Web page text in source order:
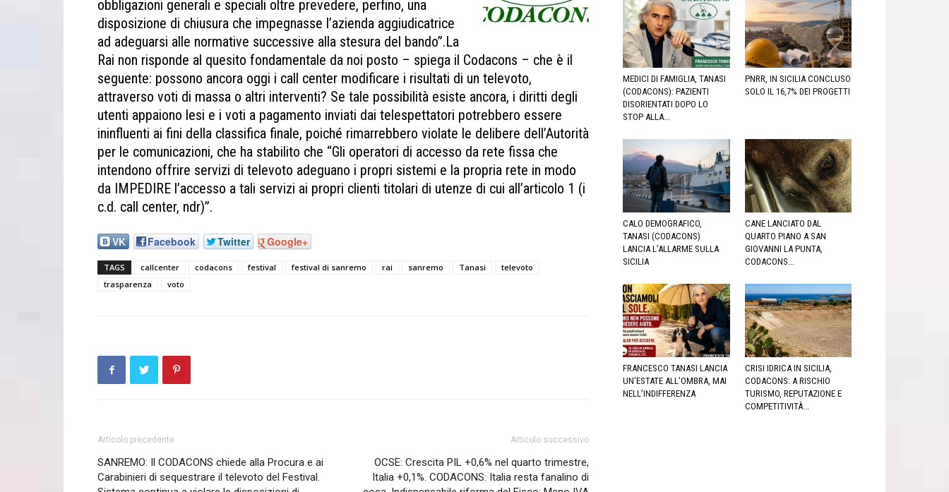
obbligazioni generali e speciali oltre prevedere, perfino, una
disposizione di chiusura che impegnasse l’azienda aggiudicatrice
ad adeguarsi alle normative successive alla stesura del bando”.La
Rai non risponde al quesito fondamentale da noi posto – spiega il Codacons – che è il
seguente: possono ancora oggi i call center modificare i risultati di un televoto,
attraverso voti di massa o altri interventi? Se tale possibilità esiste ancora, i diritti degli
utenti appaiono lesi e i voti a pagamento inviati dai telespettatori potrebbero essere
ininfluenti ai fini della classifica finale, poiché rimarrebbero violate le delibere dell’Autorità
per le comunicazioni, che ha stabilito che “Gli operatori di accesso da rete fissa che
intendono offrire servizi di televoto adeguano i propri sistemi e la propria rete in modo
da IMPEDIRE l’accesso a tali servizi ai propri clienti titolari di utenze di cui all’articolo 1 (i
c.d. call center, ndr)”.
VK Facebook Twitter Google+
TAGS callcenter codacons festival festival di sanremo rai sanremo Tanasi
televoto
trasparenza
voto
Articolo precedente
SANREMO: Il CODACONS chiede alla Procura e ai
Carabinieri di sequestrare il televoto del Festival.
Articolo successivo
OCSE: Crescita PIL +0,6% nel quarto trimestre,
Italia +0,1%. CODACONS: Italia resta fanalino di
MEDICI DI FAMIGLIA, TANASI
(CODACONS): PAZIENTI
DISORIENTATI DOPO LO
STOP ALLA...
PNRR, IN SICILIA CONCLUSO
SOLO IL 16,7% DEI PROGETTI
CALO DEMOGRAFICO,
TANASI (CODACONS)
LANCIA L’ALLARME SULLA
SICILIA
CANE LANCIATO DAL
QUARTO PIANO A SAN
GIOVANNI LA PUNTA,
CODACONS...
FRANCESCO TANASI LANCIA
UN’ESTATE ALL’OMBRA, MAI
NELL’INDIFFERENZA
CRISI IDRICA IN SICILIA,
CODACONS: A RISCHIO
TURISMO, REPUTAZIONE E
COMPETITIVITÀ...